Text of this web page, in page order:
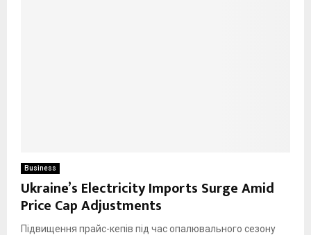
Business
Ukraine’s Electricity Imports Surge Amid
Price Cap Adjustments
Підвищення прайс-кепів під час опалювального сезону